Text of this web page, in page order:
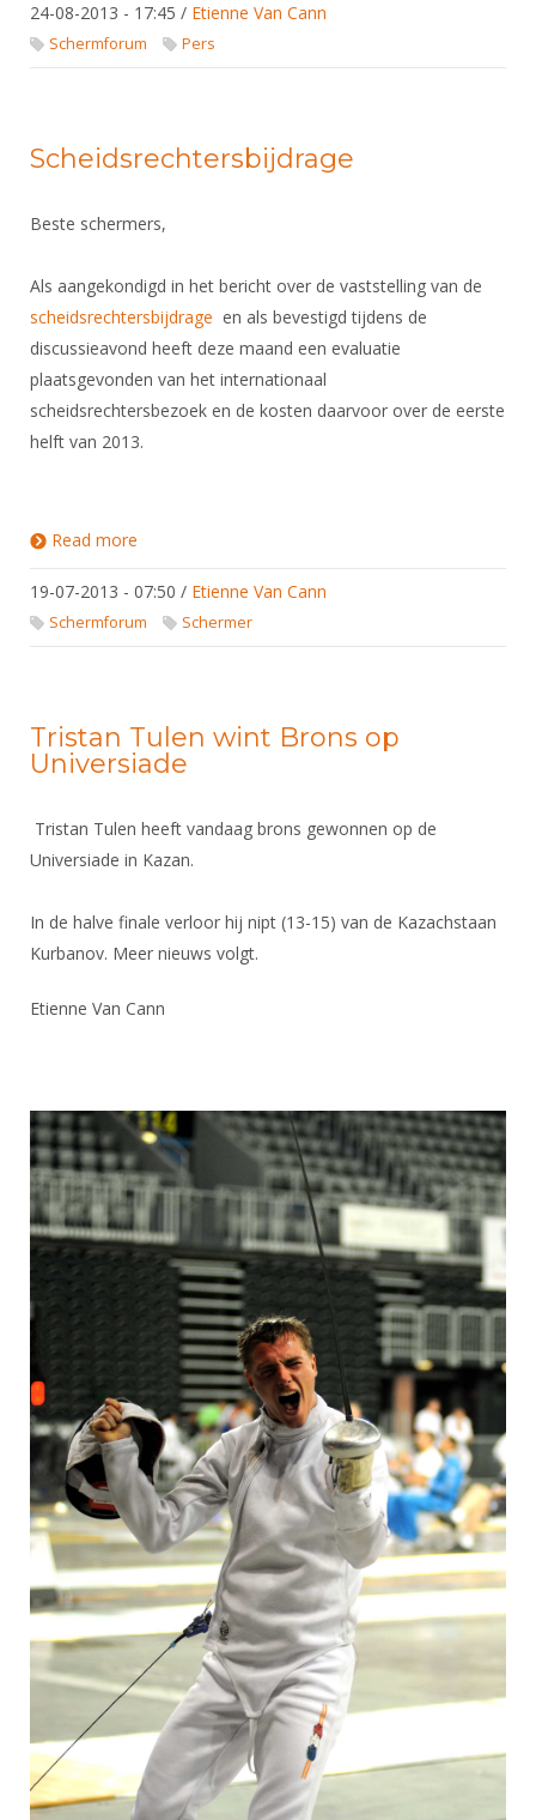
24-08-2013 - 17:45 / Etienne Van Cann
Schermforum Pers
Scheidsrechtersbijdrage
Beste schermers,
Als aangekondigd in het bericht over de vaststelling van de
scheidsrechtersbijdrage en als bevestigd tijdens de
discussieavond heeft deze maand een evaluatie
plaatsgevonden van het internationaal
scheidsrechtersbezoek en de kosten daarvoor over de eerste
helft van 2013.
Read more
19-07-2013 - 07:50 / Etienne Van Cann
Schermforum Schermer
Tristan Tulen wint Brons op
Universiade
Tristan Tulen heeft vandaag brons gewonnen op de
Universiade in Kazan.
In de halve finale verloor hij nipt (13-15) van de Kazachstaan
Kurbanov. Meer nieuws volgt.
Etienne Van Cann